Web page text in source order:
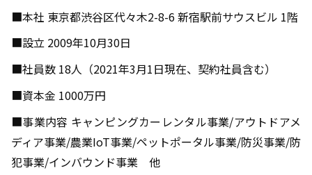
■本社 東京都渋谷区代々木2-8-6 新宿駅前サウスビル 1階
■設立 2009年10月30日
■社員数 18人（2021年3月1日現在、契約社員含む）
■資本金 1000万円
■事業内容 キャンピングカーレンタル事業/アウトドアメ
ディア事業/農業IoT事業/ペットポータル事業/防災事業/防
犯事業/インバウンド事業 他